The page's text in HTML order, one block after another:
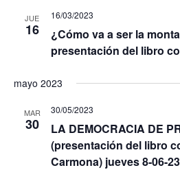
JUE
16
16/03/2023
¿Cómo va a ser la
presentación del libro
mayo 2023
MAR
30
30/05/2023
LA DEMOCRACIA DE
(presentación del libro
Carmona) jueves 8-06-23